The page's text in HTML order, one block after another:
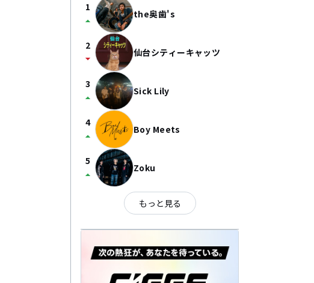
1
arrow_drop_up the奥歯's
2
arrow_drop_down 仙台シティーキャッツ
3
arrow_drop_up Sick Lily
4
arrow_drop_up Boy Meets
5
arrow_drop_up Zoku
もっと見る